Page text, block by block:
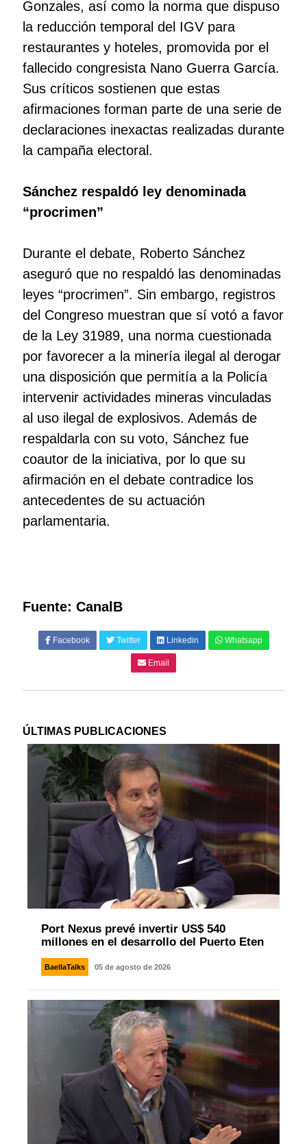
Gonzales, así como la norma que dispuso
la reducción temporal del IGV para
restaurantes y hoteles, promovida por el
fallecido congresista Nano Guerra García.
Sus críticos sostienen que estas
afirmaciones forman parte de una serie de
declaraciones inexactas realizadas durante
la campaña electoral.
Sánchez respaldó ley denominada
“procrimen”
Durante el debate, Roberto Sánchez
aseguró que no respaldó las denominadas
leyes “procrimen”. Sin embargo, registros
del Congreso muestran que sí votó a favor
de la Ley 31989, una norma cuestionada
por favorecer a la minería ilegal al derogar
una disposición que permitía a la Policía
intervenir actividades mineras vinculadas
al uso ilegal de explosivos. Además de
respaldarla con su voto, Sánchez fue
coautor de la iniciativa, por lo que su
afirmación en el debate contradice los
antecedentes de su actuación
parlamentaria.
Fuente: CanalB
Facebook Twitter Linkedin Whatsapp
Email
ÚLTIMAS PUBLICACIONES
Port Nexus prevé invertir US$ 540
millones en el desarrollo del Puerto Eten
BaellaTalks 05 de agosto de 2026